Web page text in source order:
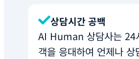
상담시간 공백
AI Human 상담사는 24
객을 응대하여 언제나